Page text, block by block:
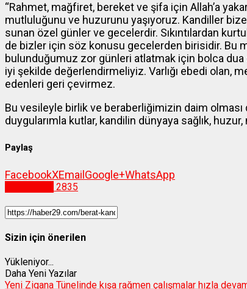
“Rahmet, mağfiret, bereket ve şifa için Allah’a
mutluluğunu ve huzurunu yaşıyoruz. Kandiller
sunan özel günler ve gecelerdir. Sıkıntılardan
de bizler için söz konusu gecelerden birisidir. Bu
bulunduğumuz zor günleri atlatmak için bolca
iyi şekilde değerlendirmeliyiz. Varlığı ebedi olan,
edenleri geri çevirmez.
Bu vesileyle birlik ve beraberliğimizin daim olması
duygularımla kutlar, kandilin dünyaya sağlık,
Paylaş
FacebookXEmail Google+WhatsApp
2835
Sizin için önerilen
Yükleniyor...
Daha Yeni Yazılar
Yeni Zigana Tünelinde kışa rağmen çalışmalar hızla